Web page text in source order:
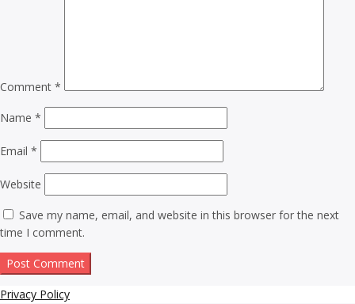
Comment *
Name *
Email *
Website
Save my name, email, and website in this browser for the next
time I comment.
Privacy Policy